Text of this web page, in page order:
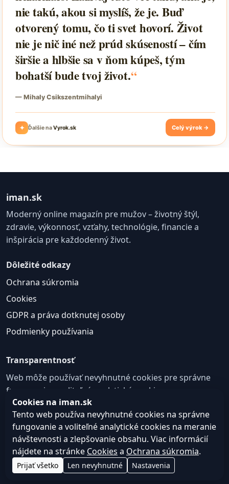
iman.sk
Moderný online magazín pre mužov – životný štýl,
zdravie, výkonnosť, vzťahy, technológie, financie a
inšpirácia pre každodenný život.
Dôležité odkazy
Ochrana súkromia
Cookies
GDPR a práva dotknutej osoby
Podmienky používania
Transparentnosť
Web môže používať nevyhnutné cookies pre správne
fungovanie a voliteľné analytické cookies na
zlepšovanie obsahu a používateľskej skúsenosti.
Nastavenie cookies
© 2026
iman.sk
Web design, tvorba webu a SEO –Consultee,
s.r.o.
Cookies na iman.sk
Tento web používa nevyhnutné cookies na správne
fungovanie a voliteľné analytické cookies na meranie
návštevnosti a zlepšovanie obsahu. Viac informácií
nájdete na stránke Cookies a Ochrana súkromia.
Prijať všetko Len nevyhnutné Nastavenia